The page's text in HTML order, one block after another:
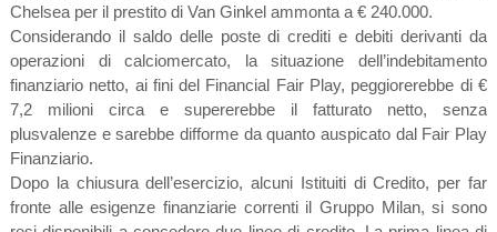
Chelsea per il prestito di Van Ginkel ammonta a € 240.000.
Considerando il saldo delle poste di crediti e debiti derivanti da
operazioni di calciomercato, la situazione dell’indebitamento
finanziario netto, ai fini del Financial Fair Play, peggiorerebbe di €
7,2 milioni circa e supererebbe il fatturato netto, senza
plusvalenze e sarebbe difforme da quanto auspicato dal Fair Play
Finanziario.
Dopo la chiusura dell’esercizio, alcuni Istituiti di Credito, per far
fronte alle esigenze finanziarie correnti il Gruppo Milan, si sono